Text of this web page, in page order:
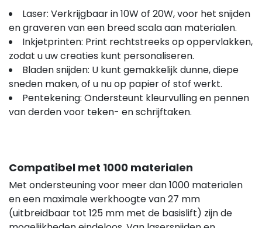
Laser: Verkrijgbaar in 10W of 20W, voor het snijden
en graveren van een breed scala aan materialen.
Inkjetprinten: Print rechtstreeks op oppervlakken,
zodat u uw creaties kunt personaliseren.
Bladen snijden: U kunt gemakkelijk dunne, diepe
sneden maken, of u nu op papier of stof werkt.
Pentekening: Ondersteunt kleurvulling en pennen
van derden voor teken- en schrijftaken.
Compatibel met 1000 materialen
Met ondersteuning voor meer dan 1000 materialen
en een maximale werkhoogte van 27 mm
(uitbreidbaar tot 125 mm met de basislift) zijn de